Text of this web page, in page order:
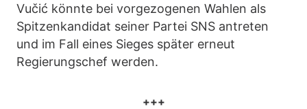
Vučić könnte bei vorgezogenen Wahlen als
Spitzenkandidat seiner Partei SNS antreten
und im Fall eines Sieges später erneut
Regierungschef werden.
+++